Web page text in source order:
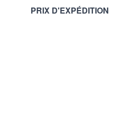
PRIX D'EXPÉDITION